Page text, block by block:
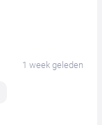
1 week geleden